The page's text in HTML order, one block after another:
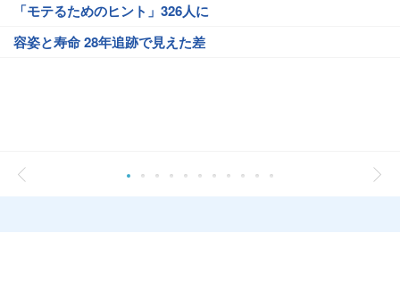
「モテるためのヒント」326人に
容姿と寿命 28年追跡で見えた差